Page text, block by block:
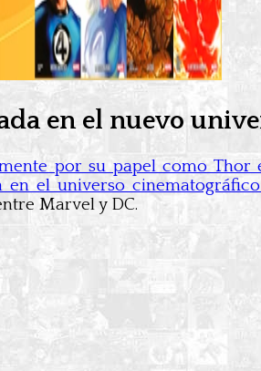
en el nuevo
por su papel como Thor
el universo cinematográfico
Marvel y DC.